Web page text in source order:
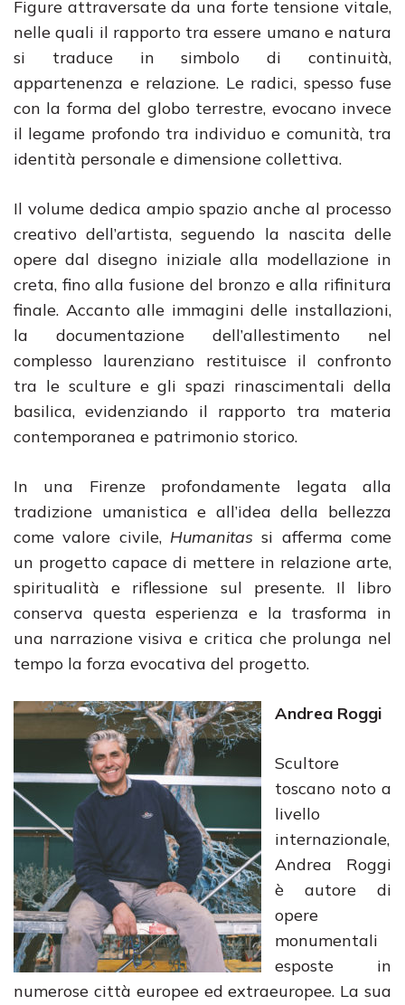
Figure attraversate da una forte tensione vitale,
nelle quali il rapporto tra essere umano e natura
si traduce in simbolo di continuità,
appartenenza e relazione. Le radici, spesso fuse
con la forma del globo terrestre, evocano invece
il legame profondo tra individuo e comunità, tra
identità personale e dimensione collettiva.
Il volume dedica ampio spazio anche al processo
creativo dell’artista, seguendo la nascita delle
opere dal disegno iniziale alla modellazione in
creta, fino alla fusione del bronzo e alla rifinitura
finale. Accanto alle immagini delle installazioni,
la documentazione dell’allestimento nel
complesso laurenziano restituisce il confronto
tra le sculture e gli spazi rinascimentali della
basilica, evidenziando il rapporto tra materia
contemporanea e patrimonio storico.
In una Firenze profondamente legata alla
tradizione umanistica e all’idea della bellezza
come valore civile, Humanitas si afferma come
un progetto capace di mettere in relazione arte,
spiritualità e riflessione sul presente. Il libro
conserva questa esperienza e la trasforma in
una narrazione visiva e critica che prolunga nel
tempo la forza evocativa del progetto.
Andrea Roggi
Scultore
toscano noto a
livello
internazionale,
Andrea Roggi
è autore di
opere
monumentali
esposte in
numerose città europee ed extraeuropee. La sua